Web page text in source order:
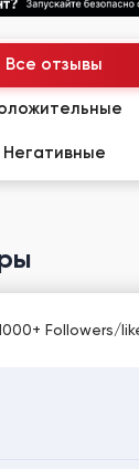
Все отзывы
Негативные
Followers/